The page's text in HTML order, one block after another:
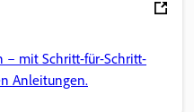
– mit Schritt-für-Schritt-
Anleitungen.